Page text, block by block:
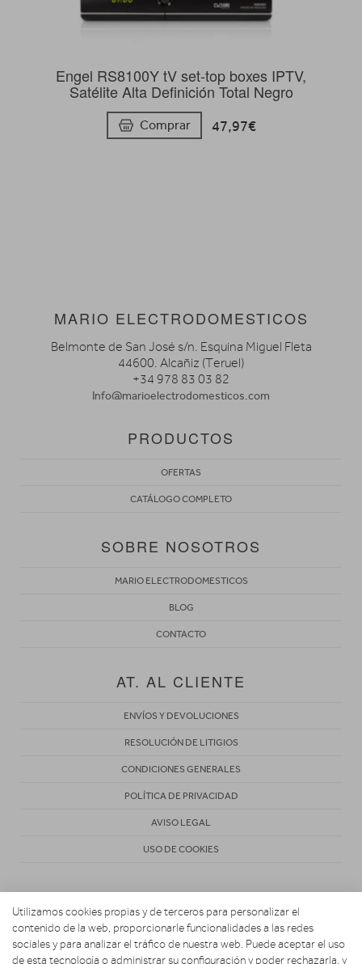
Engel RS8100Y tV set-top boxes IPTV,
Satélite Alta Definición Total Negro
Comprar 47,97€
MARIO ELECTRODOMESTICOS
Belmonte de San José s/n. Esquina Miguel Fleta
44600. Alcañiz (Teruel)
+34 978 83 03 82
Info@marioelectrodomesticos.com
PRODUCTOS
OFERTAS
CATÁLOGO COMPLETO
SOBRE NOSOTROS
MARIO ELECTRODOMESTICOS
BLOG
CONTACTO
AT. AL CLIENTE
ENVÍOS Y DEVOLUCIONES
RESOLUCIÓN DE LITIGIOS
CONDICIONES GENERALES
POLÍTICA DE PRIVACIDAD
AVISO LEGAL
USO DE COOKIES
Utilizamos cookies propias y de terceros para personalizar el
contenido de la web, proporcionarle funcionalidades a las redes
sociales y para analizar el tráfico de nuestra web. Puede aceptar el uso
de esta tecnología o administrar su configuración y poder rechazarla, y